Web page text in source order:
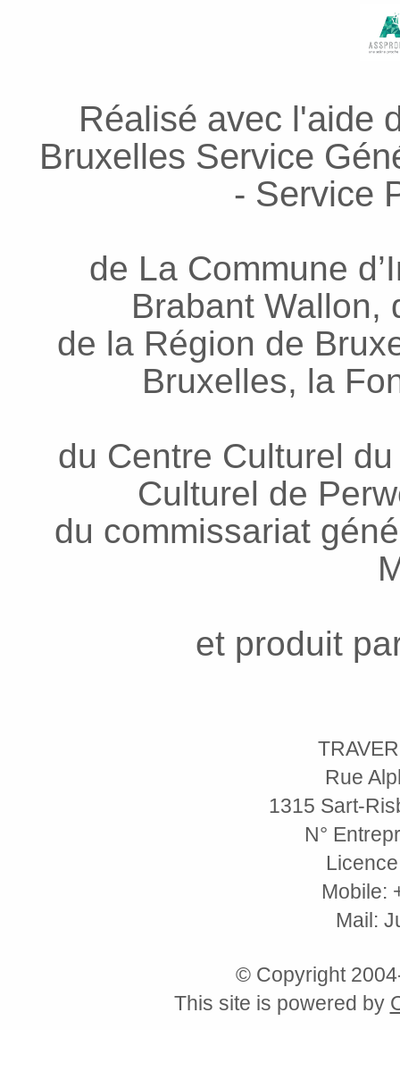
Réalisé avec l'aide
Bruxelles Service
- Service
de La Commune
Brabant Wallon,
de la Région de
Bruxelles, la
du Centre Culturel
Culturel de
du commissariat
et produit
Rue
1315 Sart-
N°
Mobile:
Mail:
© Copyright
This site is powered by